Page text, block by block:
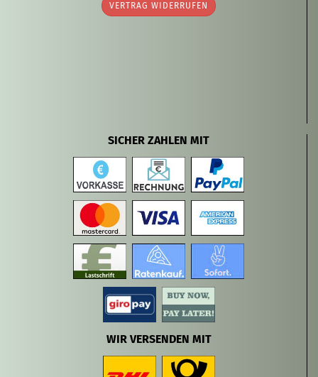
VERTRAG WIDERRUFEN
SICHER ZAHLEN MIT
WIR VERSENDEN MIT